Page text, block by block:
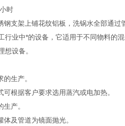
时
支架上铺花纹铝板，洗锅水全部通过
行业中*的设备，它适用于不同物料的
设备。
生产。
根据客户要求选用蒸汽或电加热。
产。
及管道为镜面抛光。